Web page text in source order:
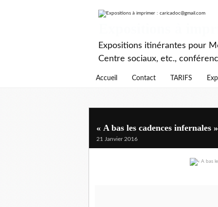
Expositions itinérantes pour
Centre sociaux, etc.,
Accueil Contact TARIFS
« A bas les cadences infernales
21 Janvier 2016